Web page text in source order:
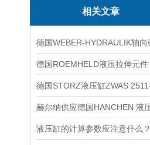
相关文章
液压缸的计算参数应注意什么？